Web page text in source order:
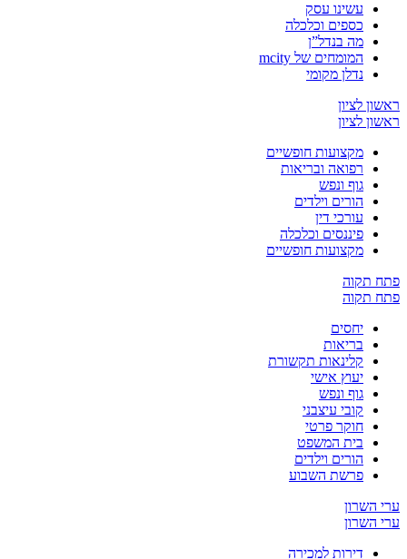
עשינו עסק
כספים וכלכלה
מה בנדל”ן
המומחים של mcity
נדלן מקומי
לציון
לציון
מקצועות חופשיים
רפואה ובריאות
גוף ונפש
הורים וילדים
עורכי דין
פיננסים וכלכלה
מקצועות חופשיים
יחסים
בריאות
קלינאות תקשורת
יעוץ אישי
גוף ונפש
קובי עיצבני
חוקר פרטי
בית המשפט
הורים וילדים
פרשת השבוע
דירות למכירה